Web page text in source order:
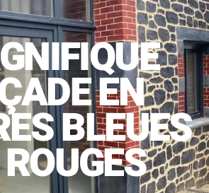
EN
BLEUES